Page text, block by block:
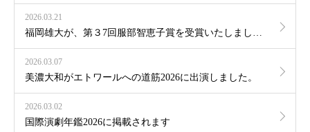
2026.03.21
2026.03.07
美濃大和がエトワールへの道筋2026に出演しました。⁡
2026.03.02
国際演劇年鑑2026に掲載されます